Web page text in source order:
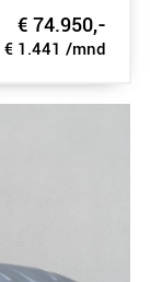
€ 74.950,-
€ 1.441 /mnd